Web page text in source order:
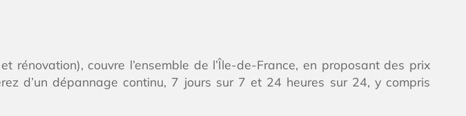
couvre l’ensemble de l’Île-de-France, en proposant des prix
d’un dépannage continu, 7 jours sur 7 et 24 heures sur 24, y compris